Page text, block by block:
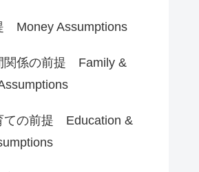
Money Assumptions
関係の前提 Family &
ての前提 Education &